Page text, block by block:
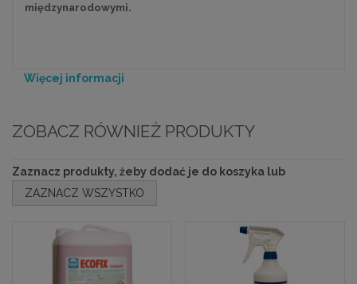
międzynarodowymi.
Więcej informacji
ZOBACZ RÓWNIEŻ PRODUKTY
Zaznacz produkty, żeby dodać je do koszyka lub
ZAZNACZ WSZYSTKO